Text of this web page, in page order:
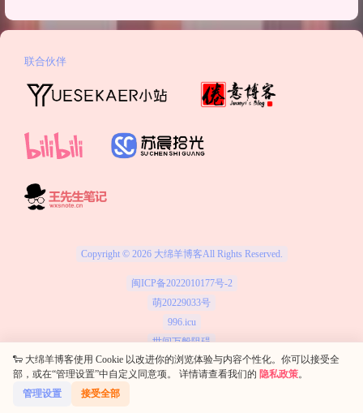
联合伙伴
Copyright © 2026大绵羊博客All Rights Reserved.
闽ICP备2022010177号-2
萌20229033号
996.icu
世间万般阻碍
要长大才能伟大
配布借物表
🐑 大绵羊博客使用 Cookie 以改进你的浏览体验与内容个性化。你可以接受全
部，或在“管理设置”中自定义同意项。 详情请查看我们的 隐私政策。
管理设置
接受全部